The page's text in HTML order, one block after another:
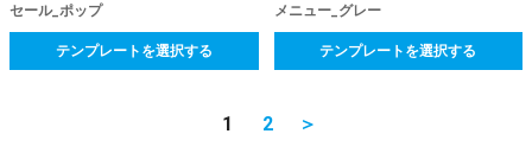
セール_ポップ
テンプレートを選択する
メニュー_グレー
テンプレートを選択する
1 2 ＞